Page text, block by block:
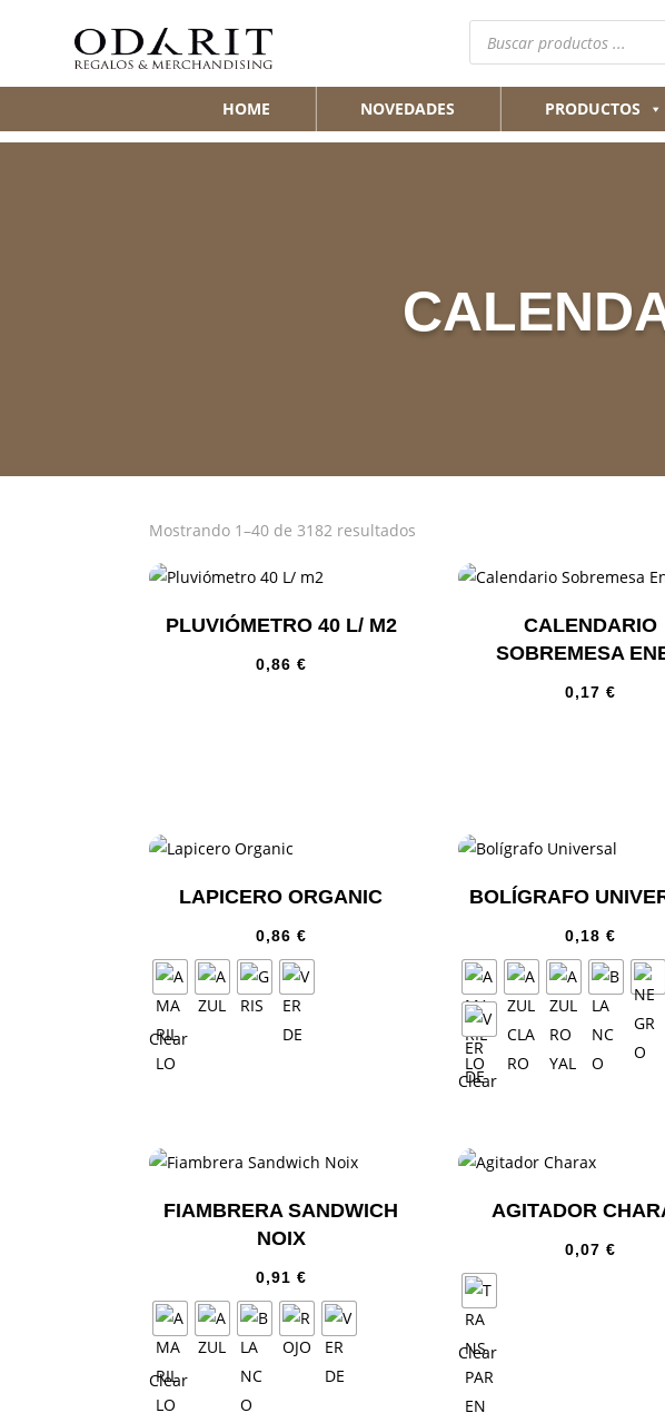
Búsqueda
productos
HOME NOVEDADES PRODUCTOS
Mostrando 1–40 de 3182 resultados
PLUVIÓMETRO 40 L/ M2
0,86 €
CALENDARIO
SOBREMESA
0,17 €
LAPICERO ORGANIC
0,86 €
Clear
BOLÍGRAFO
0,18 €
Clear
FIAMBRERA SANDWICH
NOIX
0,91 €
Clear
AGITADOR
0,07 €
Clear